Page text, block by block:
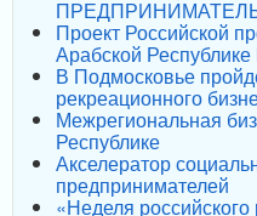
Проект Российской
Арабской Республике
В Подмосковье
рекреационного
Межрегиональная
Республике
Акселератор
предпринимателей
«Неделя российского